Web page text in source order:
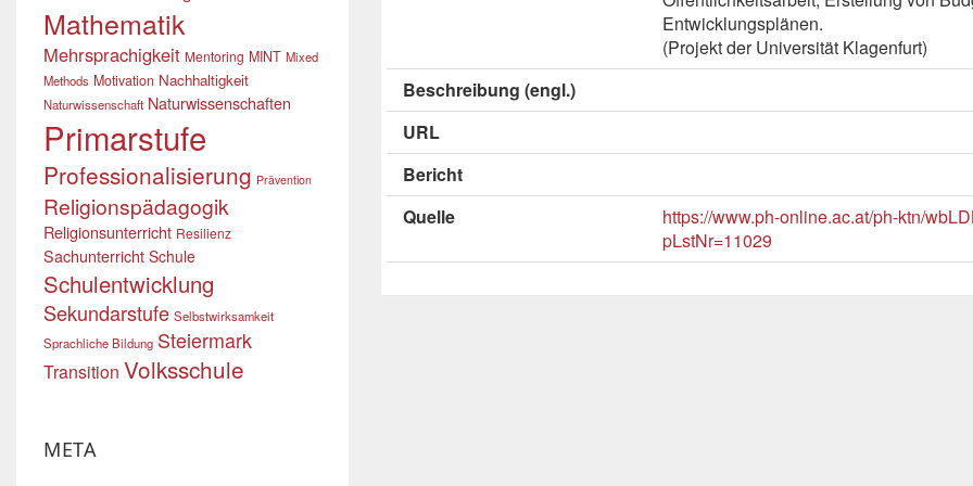
Entwicklungsplänen.
(Projekt der Universität Klagenfurt)
Beschreibung (engl.)
URL
Bericht
Quelle
https://www.ph-online.ac.at/ph-ktn/
pLstNr=11029
Mathematik
Mehrsprachigkeit Mentoring MINT Mixed
Methods Motivation Nachhaltigkeit
Naturwissenschaft Naturwissenschaften
Primarstufe
Professionalisierung Prävention
Religionspädagogik
Religionsunterricht Resilienz
Sachunterricht Schule
Schulentwicklung
Sekundarstufe Selbstwirksamkeit
Sprachliche Bildung Steiermark
Transition Volksschule
META